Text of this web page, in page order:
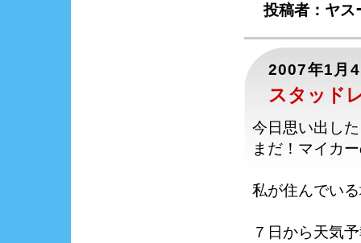
投稿者：ヤ
2007年1月
スタッド
今日思い出し
まだ！マイカ
私が住んでい
７日から天気